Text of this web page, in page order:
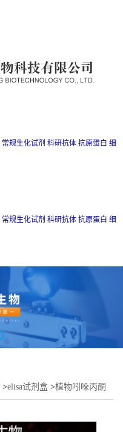
常规生化试剂 科研抗体 抗原蛋白 细
常规生化试剂 科研抗体 抗原蛋白 细
>elisa试剂盒 >植物吲哚丙酮